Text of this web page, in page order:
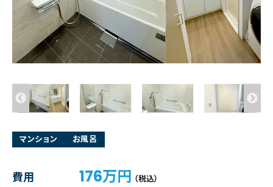
マンション お風呂
費用 176万円 （税込）